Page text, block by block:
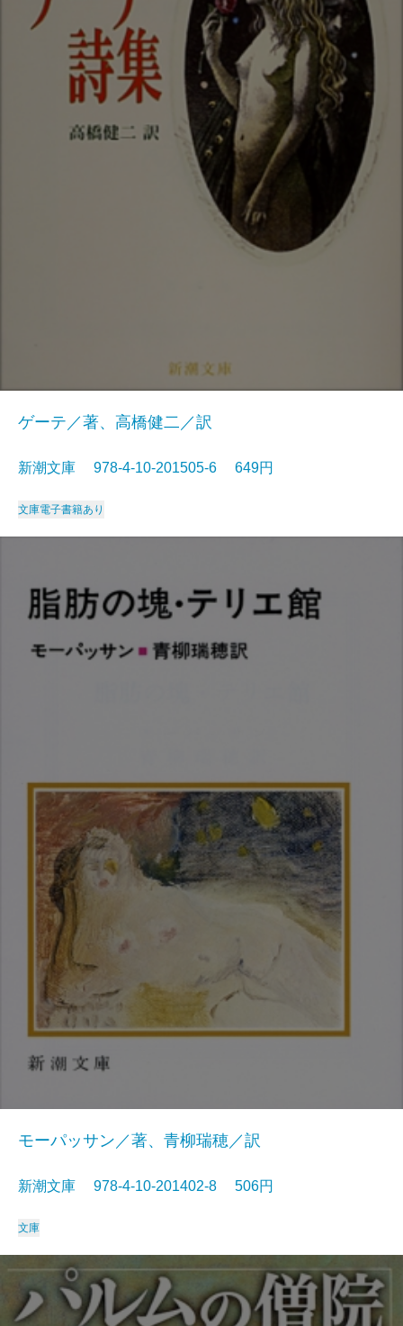
ゲーテ／著、高橋健二／訳
新潮文庫 978-4-10-201505-6 649円
文庫電子書籍あり
モーパッサン／著、青柳瑞穂／訳
新潮文庫 978-4-10-201402-8 506円
文庫